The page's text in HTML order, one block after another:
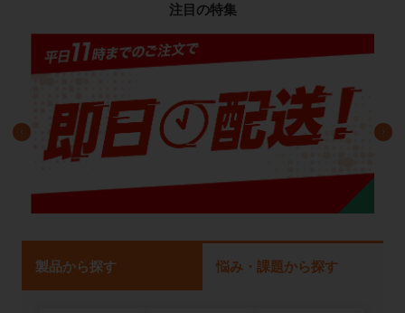
注目の特集
製品から探す 悩み・課題から探す